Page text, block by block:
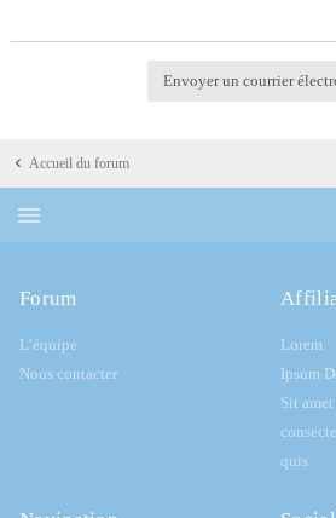
Accueil du forum
Forum
L’équipe
Nous contacter
Lorem
Ipsum
Sit amet
quis